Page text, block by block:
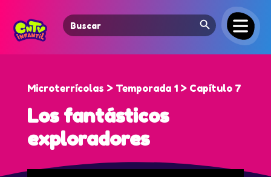
Search
for:
Search Button
Microterrícolas > Temporada 1 > Capítulo 7
Los fantásticos
exploradores